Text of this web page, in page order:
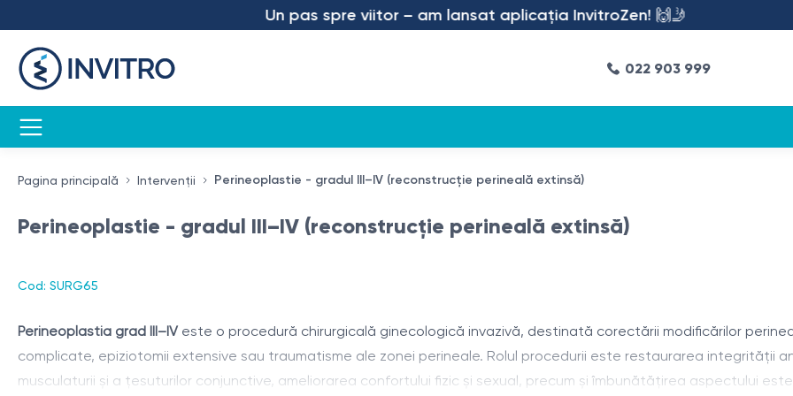
Un pas spre viitor – am lansat aplicația InvitroZen! 🙌🤳
022 903 999
Pagina principală Intervenții Perineoplastie - gradul III–IV (reconstrucție perineală extinsă)
Perineoplastie - gradul III–IV (reconstrucție perineală extinsă)
Cod: SURG65
Perineoplastia grad III–IVeste o procedură chirurgicală ginecologică invazivă, destinată corectării modificărilor
complicate, epiziotomii extensive sau traumatisme ale zonei perineale. Rolul procedurii este restaurarea integrității
musculaturii și a țesuturilor conjunctive, ameliorarea confortului fizic și sexual, precum și îmbunătățirea aspectului